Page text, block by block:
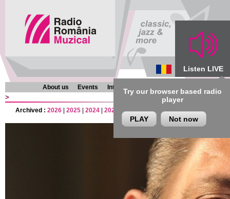
Listen LIVE
Try our browser based radio
player
PLAY Not now
About us Events Interviews Chronicles Programmes
>
Archived : 2026 2025 2024 2023 2022|2021 2020|2019|2018